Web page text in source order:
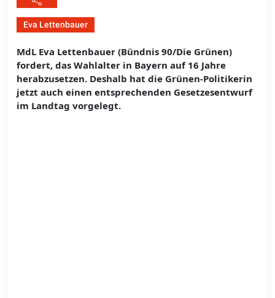
Eva Lettenbauer
MdL Eva Lettenbauer (Bündnis 90/Die Grünen)
fordert, das Wahlalter in Bayern auf 16 Jahre
herabzusetzen. Deshalb hat die Grünen-Politikerin
jetzt auch einen entsprechenden Gesetzesentwurf
im Landtag vorgelegt.